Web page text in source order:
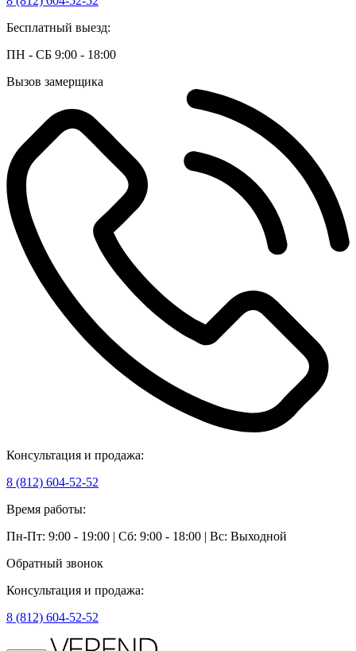
Бесплатный выезд:
ПН - СБ 9:00 - 18:00
Вызов замерщика
Консультация и продажа:
8 (812) 604-52-52
Время работы:
Пн-Пт: 9:00 - 19:00 | Сб: 9:00 - 18:00 | Вс: Выходной
Обратный звонок
Консультация и продажа:
8 (812) 604-52-52